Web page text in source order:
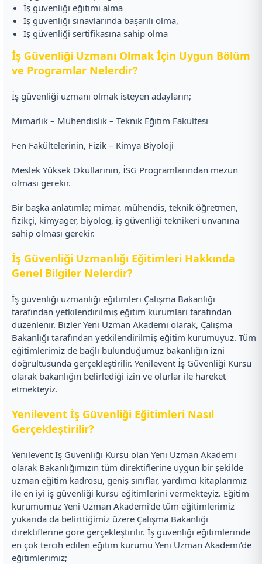
İş güvenliği eğitimi alma
İş güvenliği sınavlarında başarılı olma,
İş güvenliği sertifikasına sahip olma
İş Güvenliği Uzmanı Olmak İçin Uygun Bölüm
ve Programlar Nelerdir?
İş güvenliği uzmanı olmak isteyen adayların;
Mimarlık – Mühendislik – Teknik Eğitim Fakültesi
Fen Fakültelerinin, Fizik – Kimya Biyoloji
Meslek Yüksek Okullarının, İSG Programlarından mezun
olması gerekir.
Bir başka anlatımla; mimar, mühendis, teknik öğretmen,
fizikçi, kimyager, biyolog, iş güvenliği teknikeri unvanına
sahip olması gerekir.
İş Güvenliği Uzmanlığı Eğitimleri Hakkında
Genel Bilgiler Nelerdir?
İş güvenliği uzmanlığı eğitimleri Çalışma Bakanlığı
tarafından yetkilendirilmiş eğitim kurumları tarafından
düzenlenir. Bizler Yeni Uzman Akademi olarak, Çalışma
Bakanlığı tarafından yetkilendirilmiş eğitim kurumuyuz. Tüm
eğitimlerimiz de bağlı bulunduğumuz bakanlığın izni
doğrultusunda gerçekleştirilir. Yenilevent İş Güvenliği Kursu
olarak bakanlığın belirlediği izin ve olurlar ile hareket
etmekteyiz.
Yenilevent İş Güvenliği Eğitimleri Nasıl
Gerçekleştirilir?
Yenilevent İş Güvenliği Kursu olan Yeni Uzman Akademi
olarak Bakanlığımızın tüm direktiflerine uygun bir şekilde
uzman eğitim kadrosu, geniş sınıflar, yardımcı kitaplarımız
ile en iyi iş güvenliği kursu eğitimlerini vermekteyiz. Eğitim
kurumumuz Yeni Uzman Akademi’de tüm eğitimlerimiz
yukarıda da belirttiğimiz üzere Çalışma Bakanlığı
direktiflerine göre gerçekleştirilir. İş güvenliği eğitimlerinde
en çok tercih edilen eğitim kurumu Yeni Uzman Akademi’de
eğitimlerimiz;